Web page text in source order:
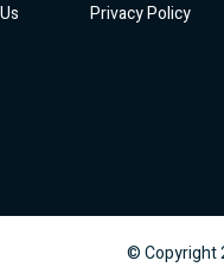
Privacy Policy
© Copyright